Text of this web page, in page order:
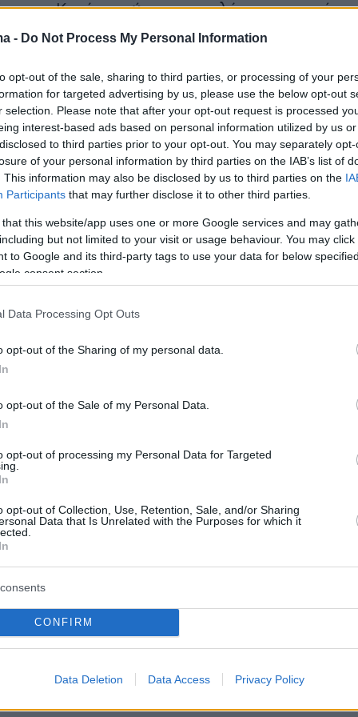
- Do Not Process My Personal Information
opt-out of the sale, sharing to third parties, or processing of your
for targeted advertising by us, please use the below opt-out
selection. Please note that after your opt-out request is processed
interest-based ads based on personal information utilized by us
to third parties prior to your opt-out. You may separately
of your personal information by third parties on the IAB’s list of
This information may also be disclosed by us to third parties on the
Participants that may further disclose it to other third parties.
that this website/app uses one or more Google services and may
but not limited to your visit or usage behaviour. You may
to Google and its third-party tags to use your data for below
consent section.
Data Processing Opt Outs
opt-out of the Sharing of my personal data.
opt-out of the Sale of my Personal Data.
opt-out of processing my Personal Data for Targeted
opt-out of Collection, Use, Retention, Sale, and/or Sharing
Data that Is Unrelated with the Purposes for which it
CONFIRM
Data Deletion Data Access Privacy Policy
του Κατάρ, ενώ το αεροπλάνο που
στοιχεία προσγειώθηκε το πρωί της Τρίτης
πτήσεων στον ιρανικό εναέριο χώρο.
τα συνολικά ιρανικά περιουσιακά στοιχεία
παγωμένα σε ιδρύματα τρίτων χωρών
24 δισ. δολάρια .
το πρωί της Δευτέρας, σημειώθηκε
μεταξύ του Ιράν και του Ισραήλ μετά από
στη Νταχίγια της Βηρυτού.
ανάγκης των Φρουρών της
την αναστολή των επιχειρήσεων των
αλλά εάν η επιθετικότητα συνεχιστεί,
του νότιου Λιβάνου, θα
ότι «τα πυρά εναντίον του Ισραήλ ήταν
την παραπάνω ανακοίνωση, ο Ισραηλινός
Μπενιαμίν Νετανιάχου εξέδωσε διάγγελμα
άλλων πως οι επιθέσεις στο Ιράν
ωστόσο πως «τις τελευταίες 24
και η Χεζμπολάχ προσπάθησαν να μας
νέα εξίσωση – κάτι που, κατά τη γνώμη μου,
και ανυπόφορο».
protothema.gr στο Google News και μάθετε πρώτοι όλες